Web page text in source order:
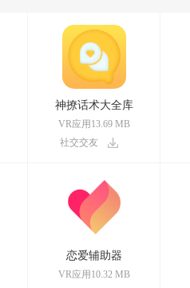
神撩话术大全库
VR应用13.69 MB
社交交友
恋爱辅助器
VR应用10.32 MB